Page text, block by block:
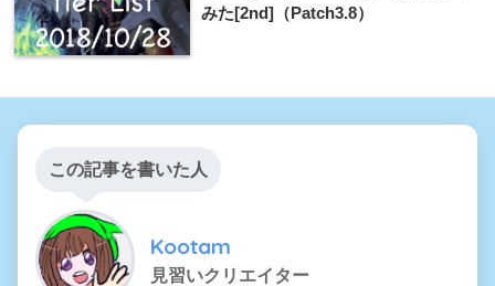
みた[2nd]（Patch3.8）
この記事を書いた人
Kootam
見習いクリエイター